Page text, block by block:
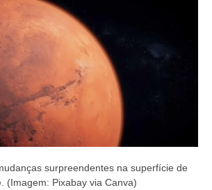
surpreendentes na superfície de
(Imagem: Pixabay via Canva)